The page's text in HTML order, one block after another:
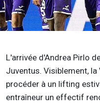
L'arrivée d'Andrea Pirlo
Juventus. Visiblement,
procéder à un lifting
entraîneur un effectif